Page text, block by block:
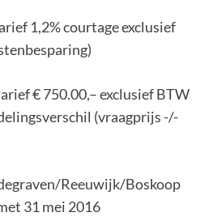
1,2% courtage exclusief
€ 750.00,– exclusief BTW
(vraagprijs -/-
Reeuwijk/Boskoop
31 mei 2016